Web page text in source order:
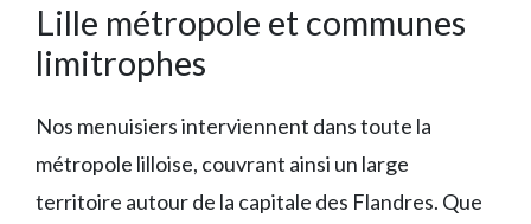
Lille métropole et communes
limitrophes
Nos menuisiers interviennent dans toute la
métropole lilloise, couvrant ainsi un large
territoire autour de la capitale des Flandres. Que